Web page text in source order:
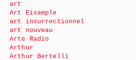
art
Art Eixample
art insurrectionnel
art nouveau
Arte Radio
Arthur
Arthur Bertelli